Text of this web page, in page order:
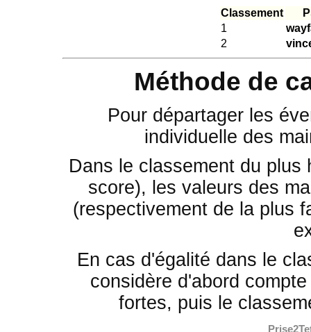
Classement
1
2
Méthode de
Pour départager les
individuelle des
Dans le classement du
score), les valeurs des
(respectivement de la plus
En cas d'égalité dans le
considère d'abord
fortes, puis le